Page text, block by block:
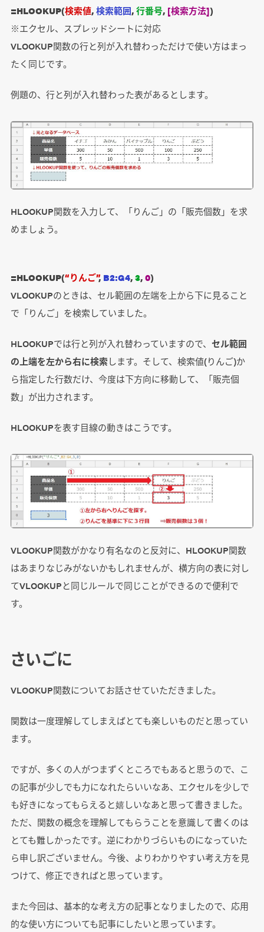
=HLOOKUP(検索値,検索範囲,行番号, [検索方法])
※エクセル、スプレッドシートに対応
VLOOKUP関数の行と列が入れ替わっただけで使い方はまっ
たく同じです。
例題の、行と列が入れ替わった表があるとします。
HLOOKUP関数を入力して、「りんご」の「販売個数」を求
めましょう。
=HLOOKUP(“りんご”, B2:G4,3,0)
VLOOKUPのときは、セル範囲の左端を上から下に見ること
で「りんご」を検索していました。
HLOOKUPでは行と列が入れ替わっていますので、 セル範囲
の上端を左から右に検索します。そして、検索値(りんご)か
ら指定した行数だけ、今度は下方向に移動して、「販売個
数」が出力されます。
HLOOKUPを表す目線の動きはこうです。
VLOOKUP関数がかなり有名なのと反対に、HLOOKUP関数
はあまりなじみがないかもしれませんが、横方向の表に対し
てVLOOKUPと同じルールで同じことができるので便利で
す。
さいごに
VLOOKUP関数についてお話させていただきました。
関数は一度理解してしまえばとても楽しいものだと思ってい
ます。
ですが、多くの人がつまずくところでもあると思うので、こ
の記事が少しでも力になれたらいいなあ、エクセルを少しで
も好きになってもらえると嬉しいなあと思って書きました。
ただ、関数の概念を理解してもらうことを意識して書くのは
とても難しかったです。逆にわかりづらいものになっていた
ら申し訳ございません。今後、よりわかりやすい考え方を見
つけて、修正できればと思っています。
また今回は、基本的な考え方の記事となりましたので、応用
的な使い方についても記事にしたいと思っています。